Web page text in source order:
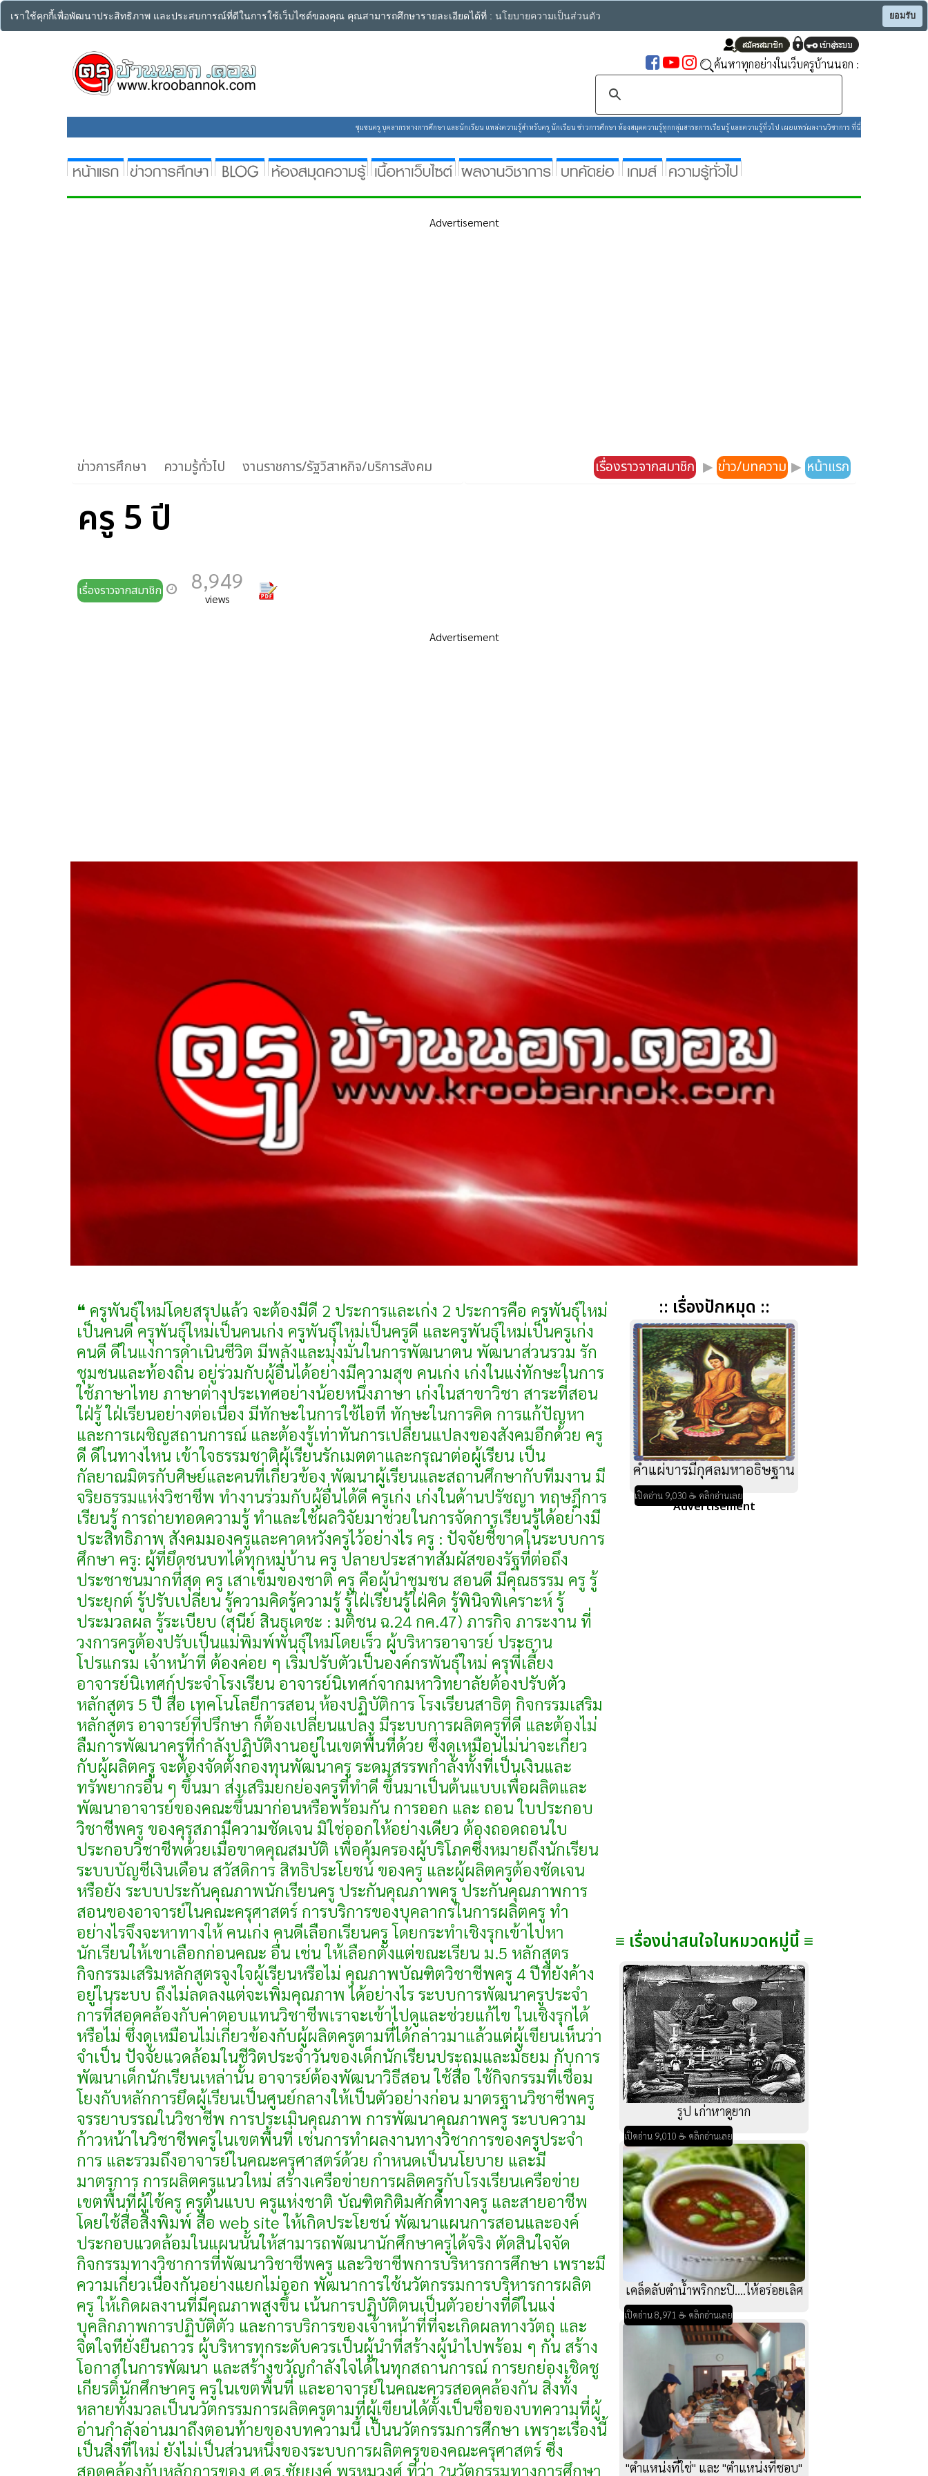
เราใช้คุกกี้เพื่อพัฒนาประสิทธิภาพ และประสบการณ์ที่ดีในการใช้เว็บไซต์ของคุณ คุณสามารถศึกษารายละเอียดได้ที่ : นโยบายความเป็นส่วนตัว ยอมรับ
ค้นหาทุกอย่างในเว็บครูบ้านนอก :
ชุมชนครู บุคลากรทางการศึกษา และนักเรียน แหล่งความรู้สำหรับครู นักเรียน ข่าวการศึกษา ห้องสมุดความรู้ทุกกลุ่มสาระการเรียนรู้ และความรู้ทั่วไป เผยแพร่ผลงานวิชาการ ที่นี่
Advertisement
ข่าวการศึกษา ความรู้ทั่วไป งานราชการ/รัฐวิสาหกิจ/บริการสังคม เรื่องราวจากสมาชิก ▶ ข่าว/บทความ ▶ หน้าแรก
ครู 5 ปี
เรื่องราวจากสมาชิก 8,949
views
Advertisement
❝ ครูพันธุ์ใหม่โดยสรุปแล้ว จะต้องมีดี 2 ประการและเก่ง 2 ประการคือ ครูพันธุ์ใหม่
เป็นคนดี ครูพันธุ์ใหม่เป็นคนเก่ง ครูพันธุ์ใหม่เป็นครูดี และครูพันธุ์ใหม่เป็นครูเก่ง
คนดี ดีในแง่การดำเนินชีวิต มีพลังและมุ่งมั่นในการพัฒนาตน พัฒนาส่วนรวม รัก
ชุมชนและท้องถิ่น อยู่ร่วมกับผู้อื่นได้อย่างมีความสุข คนเก่ง เก่งในแง่ทักษะในการ
ใช้ภาษาไทย ภาษาต่างประเทศอย่างน้อยหนึ่งภาษา เก่งในสาขาวิชา สาระที่สอน
ใฝ่รู้ ใฝ่เรียนอย่างต่อเนื่อง มีทักษะในการใช้ไอที ทักษะในการคิด การแก้ปัญหา
และการเผชิญสถานการณ์ และต้องรู้เท่าทันการเปลี่ยนแปลงของสังคมอีกด้วย ครู
ดี ดีในทางไหน เข้าใจธรรมชาติผุ้เรียนรักเมตตาและกรุณาต่อผู้เรียน เป็น
กัลยาณมิตรกับศิษย์และคนที่เกี่ยวข้อง พัฒนาผู้เรียนและสถานศึกษากับทีมงาน มี
จริยธรรมแห่งวิชาชีพ ทำงานร่วมกับผู้อื่นได้ดี ครูเก่ง เก่งในด้านปรัชญา ทฤษฎีการ
เรียนรู้ การถ่ายทอดความรู้ ทำและใช้ผลวิจัยมาช่วยในการจัดการเรียนรู้ได้อย่างมี
ประสิทธิภาพ สังคมมองครูและคาดหวังครูไว้อย่างไร ครู : ปัจจัยชี้ขาดในระบบการ
ศึกษา ครู: ผู้ที่ยึดชนบทได้ทุกหมู่บ้าน ครู ปลายประสาทสัมผัสของรัฐที่ต่อถึง
ประชาชนมากที่สุด ครู เสาเข็มของชาติ ครู คือผู้นำชุมชน สอนดี มีคุณธรรม ครู รู้
ประยุกต์ รู้ปรับเปลี่ยน รู้ความคิดรู้ความรู้ รู้ใฝ่เรียนรู้ใฝ่คิด รู้พินิจพิเคราะห์ รู้
ประมวลผล รู้ระเบียบ (สุนีย์ สินธุเดชะ : มติชน ฉ.24 กค.47) ภารกิจ ภาระงาน ที่
วงการครูต้องปรับเป็นแม่พิมพ์พันธุ์ใหม่โดยเร็ว ผู้บริหารอาจารย์ ประธาน
โปรแกรม เจ้าหน้าที่ ต้องค่อย ๆ เริ่มปรับตัวเป็นองค์กรพันธุ์ใหม่ ครุพี่เลี้ยง
อาจารย์นิเทศก์ประจำโรงเรียน อาจารย์นิเทศก์จากมหาวิทยาลัยต้องปรับตัว
หลักสูตร 5 ปี สื่อ เทคโนโลยีการสอน ห้องปฏิบัติการ โรงเรียนสาธิต กิจกรรมเสริม
หลักสูตร อาจารย์ที่ปรึกษา ก็ต้องเปลี่ยนแปลง มีระบบการผลิตครูที่ดี และต้องไม่
ลืมการพัฒนาครูที่กำลังปฏิบัติงานอยู่ในเขตพื้นที่ด้วย ซึ่งดูเหมือนไม่น่าจะเกี่ยว
กับผู้ผลิตครู จะต้องจัดตั้งกองทุนพัฒนาครู ระดมสรรพกำลังทั้งที่เป็นเงินและ
ทรัพยากรอื่น ๆ ขึ้นมา ส่งเสริมยกย่องครูที่ทำดี ขึ้นมาเป็นต้นแบบเพื่อผลิตและ
พัฒนาอาจารย์ของคณะขึ้นมาก่อนหรือพร้อมกัน การออก และ ถอน ใบประกอบ
วิชาชีพครู ของคุรุสภามีความชัดเจน มิใช่ออกให้อย่างเดียว ต้องถอดถอนใบ
ประกอบวิชาชีพด้วยเมื่อขาดคุณสมบัติ เพื่อคุ้มครองผู้บริโภคซึ่งหมายถึงนักเรียน
ระบบบัญชีเงินเดือน สวัสดิการ สิทธิประโยชน์ ของครู และผู้ผลิตครูต้องชัดเจน
หรือยัง ระบบประกันคุณภาพนักเรียนครู ประกันคุณภาพครู ประกันคุณภาพการ
สอนของอาจารย์ในคณะครุศาสตร์ การบริการของบุคลากรในการผลิตครู ทำ
อย่างไรจึงจะหาทางให้ คนเก่ง คนดีเลือกเรียนครู โดยกระทำเชิงรุกเข้าไปหา
นักเรียนให้เขาเลือกก่อนคณะ อื่น เช่น ให้เลือกตั้งแต่ขณะเรียน ม.5 หลักสูตร
กิจกรรมเสริมหลักสูตรจูงใจผู้เรียนหรือไม่ คุณภาพบัณฑิตวิชาชีพครู 4 ปีที่ยังค้าง
อยู่ในระบบ ถึงไม่ลดลงแต่จะเพิ่มคุณภาพ ได้อย่างไร ระบบการพัฒนาครูประจำ
การที่สอดคล้องกับค่าตอบแทนวิชาชีพเราจะเข้าไปดูและช่วยแก้ไข ในเชิงรุกได้
หรือไม่ ซึ่งดูเหมือนไม่เกี่ยวข้องกับผู้ผลิตครูตามที่ได้กล่าวมาแล้วแต่ผู้เขียนเห็นว่า
จำเป็น ปัจจัยแวดล้อมในชีวิตประจำวันของเด็กนักเรียนประถมและมัธยม กับการ
พัฒนาเด็กนักเรียนเหล่านั้น อาจารย์ต้องพัฒนาวิธีสอน ใช้สื่อ ใช้กิจกรรมที่เชื่อม
โยงกับหลักการยึดผู้เรียนเป็นศูนย์กลางให้เป็นตัวอย่างก่อน มาตรฐานวิชาชีพครู
จรรยาบรรณในวิชาชีพ การประเมินคุณภาพ การพัฒนาคุณภาพครู ระบบความ
ก้าวหน้าในวิชาชีพครูในเขตพื้นที่ เช่นการทำผลงานทางวิชาการของครูประจำ
การ และรวมถึงอาจารย์ในคณะครุศาสตร์ด้วย กำหนดเป็นนโยบาย และมี
มาตรการ การผลิตครูแนวใหม่ สร้างเครือข่ายการผลิตครูกับโรงเรียนเครือข่าย
เขตพื้นที่ผู้ใช้ครู ครูต้นแบบ ครูแห่งชาติ บัณฑิตกิติมศักดิ์ทางครู และสายอาชีพ
โดยใช้สื่อสิ่งพิมพ์ สื่อ web site ให้เกิดประโยชน์ พัฒนาแผนการสอนและองค์
ประกอบแวดล้อมในแผนนั้นให้สามารถพัฒนานักศึกษาครูได้จริง ตัดสินใจจัด
กิจกรรมทางวิชาการที่พัฒนาวิชาชีพครู และวิชาชีพการบริหารการศึกษา เพราะมี
ความเกี่ยวเนื่องกันอย่างแยกไม่ออก พัฒนาการใช้นวัตกรรมการบริหารการผลิต
ครู ให้เกิดผลงานที่มีคุณภาพสูงขึ้น เน้นการปฏิบัติตนเป็นตัวอย่างที่ดีในแง่
บุคลิกภาพการปฏิบัติตัว และการบริการของเจ้าหน้าที่ที่จะเกิดผลทางวัตถุ และ
จิตใจทียั่งยืนถาวร ผู้บริหารทุกระดับควรเป็นผู้นำที่สร้างผู้นำไปพร้อม ๆ กัน สร้าง
โอกาสในการพัฒนา และสร้างขวัญกำลังใจได้ในทุกสถานการณ์ การยกย่องเชิดชู
เกียรติ์นักศึกษาครู ครูในเขตพื้นที่ และอาจารย์ในคณะควรสอดคล้องกัน สิ่งทั้ง
หลายทั้งมวลเป็นนวัตกรรมการผลิตครูตามที่ผู้เขียนได้ตั้งเป็นชื่อของบทความที่ผู้
อ่านกำลังอ่านมาถึงตอนท้ายของบทความนี้ เป็นนวัตกรรมการศึกษา เพราะเรื่องนี้
เป็นสิ่งที่ใหม่ ยังไม่เป็นส่วนหนึ่งของระบบการผลิตครูของคณะครุศาสตร์ ซึ่ง
สอดคล้องกับหลักการของ ศ.ดร.ชัยยงค์ พรหมวงศ์ ที่ว่า ?นวัตกรรมทางการศึกษา
:: เรื่องปักหมุด ::
คำแผ่บารมีกุศลมหาอธิษฐาน
เปิดอ่าน 9,030 ☕ คลิกอ่านเลย
Advertisement
≡ เรื่องน่าสนใจในหมวดหมู่นี้ ≡
รูป เก่าหาดูยาก
เปิดอ่าน 9,010 ☕ คลิกอ่านเลย
เคล็ดลับตำน้ำพริกกะปิ....ให้อร่อยเลิศ
เปิดอ่าน 8,971 ☕ คลิกอ่านเลย
"ตำแหน่งที่ใช่" และ "ตำแหน่งที่ชอบ"